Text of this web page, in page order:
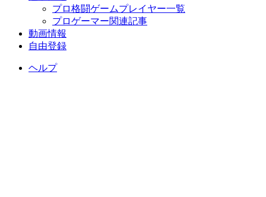
プロ格闘ゲームプレイヤー一覧
プロゲーマー関連記事
動画情報
自由登録
ヘルプ